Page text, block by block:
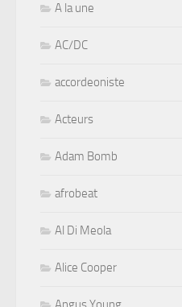
A la une
AC/DC
accordeoniste
Acteurs
Adam Bomb
afrobeat
Al Di Meola
Alice Cooper